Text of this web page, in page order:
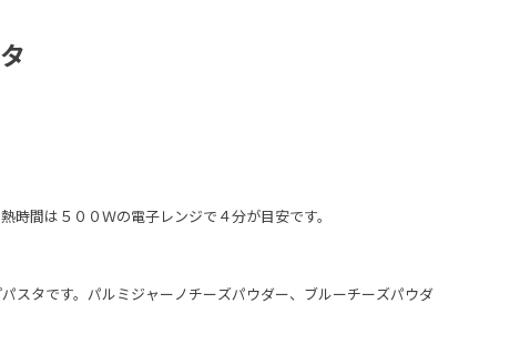
間は５００Ｗの電子レンジで４分が目安です。
スタです。パルミジャーノチーズパウダー、ブルーチーズパウダ